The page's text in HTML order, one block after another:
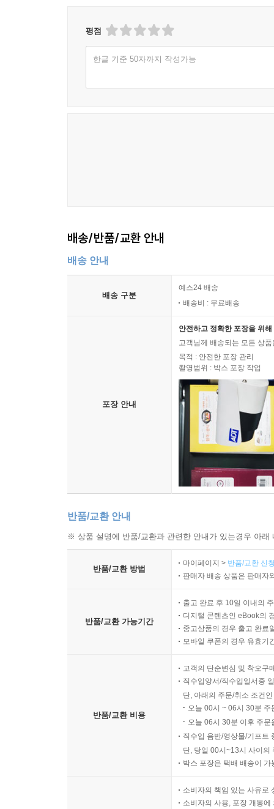
칼럼 정성수 - 시를 쉽게 쓰면 안 됩니까? 268
편집후기 277
평점
한글 기준 50자까지 작성가능
배송/반품/교환 안내
배송 안내
배송 구분
예스24 배송
배송비 : 무료배송
포장 안내
안전하고 정확한 포장을 위
고객님께 배송되는 모든 상
목적 : 안전한 포장 관리
촬영범위 : 박스 포장 작업
반품/교환 안내
※ 상품 설명에 반품/교환과 관련한 안내가 있는경우 아
반품/교환 방법
마이페이지 > 반품/교환 신
판매자 배송 상품은 판매자
반품/교환 가능기간
출고 완료 후 10일 이내의
디지털 콘텐츠인 eBook의
중고상품의 경우 출고 완료
모바일 쿠폰의 경우 유효기
반품/교환 비용
고객의 단순변심 및 착오구
직수입양서/직수입일서중
단, 아래의 주문/취소 조건
오늘 00시 ~ 06시 30분
오늘 06시 30분 이후 주
직수입 음반/영상물/기프트
단, 당일 00시~13시 사이의
박스 포장은 택배 배송이
소비자의 책임 있는 사유로
소비자의 사용, 포장 개봉